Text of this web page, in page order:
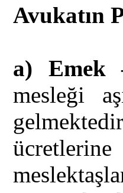
Avukatın
a) Emek
mesleği